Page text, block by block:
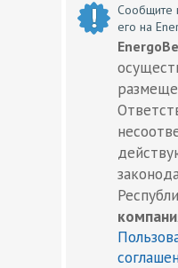
Сообщите
его на